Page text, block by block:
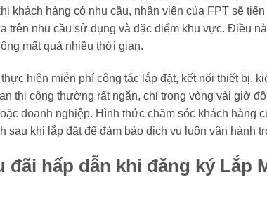
khách hàng có nhu cầu, nhân viên của FPT sẽ
trên nhu cầu sử dụng và đặc điểm khu vực. Điều
mất quá nhiều thời gian.
hiện miễn phí công tác lắp đặt, kết nối thiết bị,
thi công thường rất ngắn, chỉ trong vòng vài giờ
doanh nghiệp. Hình thức chăm sóc khách hàng
sau khi lắp đặt để đảm bảo dịch vụ luôn vận hành
đãi hấp dẫn khi đăng ký Lắp